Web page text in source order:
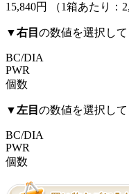
15,840円 （1箱あたり：
▼右目 の数値を選択し
BC/DIA
PWR
個数
▼左目 の数値を選択し
BC/DIA
PWR
個数